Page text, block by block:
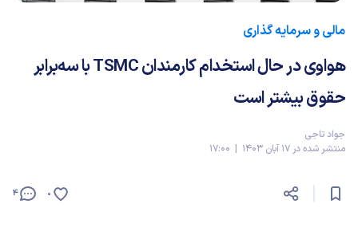
مالی و سرمایه گذاری
هواوی در حال استخدام کارمندان TSMC با سه‌برابر
حقوق بیشتر است
جواد تاجی
منتشر شده در 17 آبان 1403 | 17:00
4 0